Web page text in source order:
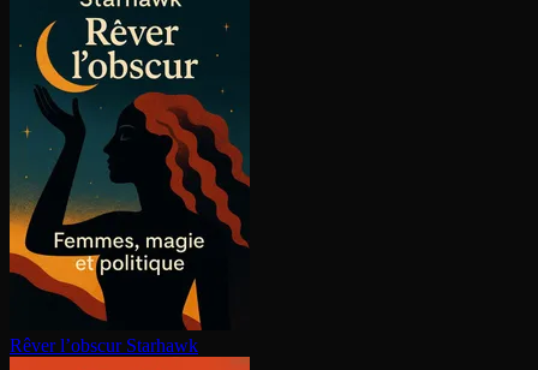
Rêver l’obscur Starhawk